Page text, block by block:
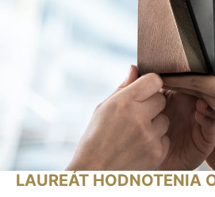
LAUREÁT HODNOTENIA